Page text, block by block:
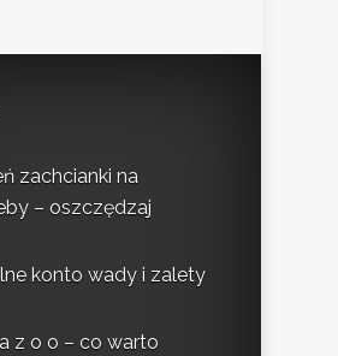
zachcianki na
– oszczędzaj
konto wady i zalety
z o o – co warto